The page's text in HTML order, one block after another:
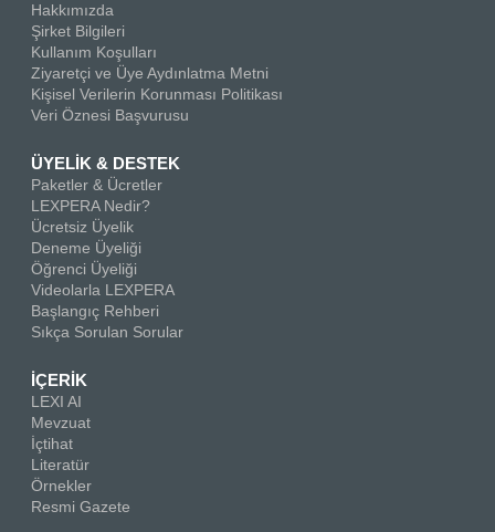
Hakkımızda
Şirket Bilgileri
Kullanım Koşulları
Ziyaretçi ve Üye Aydınlatma Metni
Kişisel Verilerin Korunması Politikası
Veri Öznesi Başvurusu
ÜYELİK & DESTEK
Paketler & Ücretler
LEXPERA Nedir?
Ücretsiz Üyelik
Deneme Üyeliği
Öğrenci Üyeliği
Videolarla LEXPERA
Başlangıç Rehberi
Sıkça Sorulan Sorular
İÇERİK
LEXI AI
Mevzuat
İçtihat
Literatür
Örnekler
Resmi Gazete